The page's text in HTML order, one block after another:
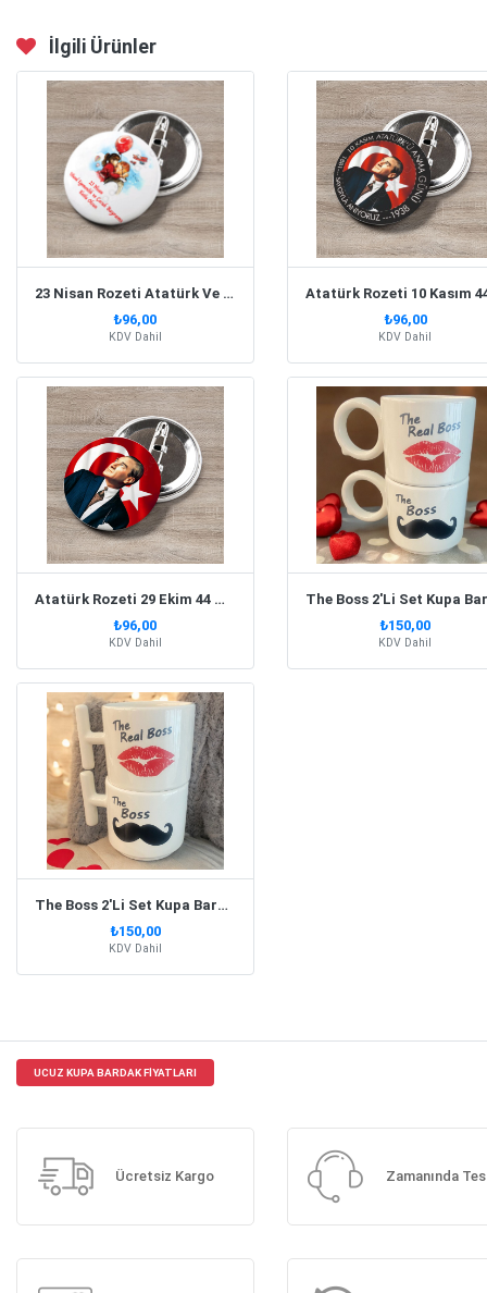
İlgili Ürünler
23 Nisan Rozeti Atatürk Ve Çocuk 44 Mm 10 Adet
₺96,00
KDV Dahil
₺96,00
KDV Dahil
Atatürk Rozeti 29 Ekim 44 Mm 10 Adet
₺96,00
KDV Dahil
₺150,00
KDV Dahil
The Boss 2'Li Set Kupa Bardak T Kulp
₺150,00
KDV Dahil
UCUZ KUPA BARDAK FIYATLARI
Ücretsiz Kargo Zamanında